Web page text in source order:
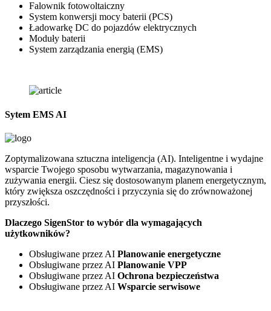
Falownik fotowoltaiczny
System konwersji mocy baterii (PCS)
Ładowarkę DC do pojazdów elektrycznych
Moduły baterii
System zarządzania energią (EMS)
Sytem EMS AI
Zoptymalizowana sztuczna inteligencja (AI). Inteligentne i wydajne
wsparcie Twojego sposobu wytwarzania, magazynowania i
zużywania energii. Ciesz się dostosowanym planem energetycznym,
który zwiększa oszczędności i przyczynia się do zrównoważonej
przyszłości.
Dlaczego SigenStor to wybór dla wymagających
użytkowników?
Obsługiwane przez AI Planowanie energetyczne
Obsługiwane przez AI Planowanie VPP
Obsługiwane przez AI Ochrona bezpieczeństwa
Obsługiwane przez AI Wsparcie serwisowe